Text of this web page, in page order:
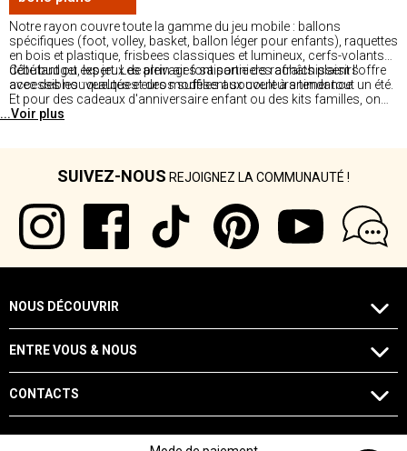
Notre rayon couvre toute la gamme du jeu mobile : ballons
spécifiques (foot, volley, basket, ballon léger pour enfants), raquettes
en bois et plastique, frisbees classiques et lumineux, cerfs-volants
débutant ou expert. Les arrivages saisonniers rafraîchissent l'offre
avec des nouveautés et des modèles aux couleurs tendance.
Côté budget, les jeux de plein air font partie des achats plaisirs
accessibles : quelques euros suffisent souvent à animer tout un été.
Et pour des cadeaux d'anniversaire enfant ou des kits familles, on
trouve facilement des coffrets multi-jeux à des tarifs très
...Voir plus
SUIVEZ-NOUS REJOIGNEZ LA COMMUNAUTÉ !
NOUS DÉCOUVRIR
ENTRE VOUS & NOUS
CONTACTS